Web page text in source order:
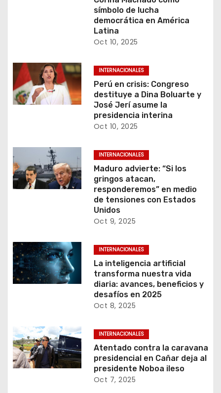
s
símbolo de lucha
democrática en América
Latina
Oct 10, 2025
INTERNACIONALES
Perú en crisis: Congreso
destituye a Dina Boluarte y
José Jerí asume la
presidencia interina
Oct 10, 2025
INTERNACIONALES
Maduro advierte: “Si los
gringos atacan,
responderemos” en medio
de tensiones con Estados
Unidos
Oct 9, 2025
INTERNACIONALES
La inteligencia artificial
transforma nuestra vida
diaria: avances, beneficios y
desafíos en 2025
Oct 8, 2025
INTERNACIONALES
Atentado contra la caravana
presidencial en Cañar deja al
presidente Noboa ileso
Oct 7, 2025